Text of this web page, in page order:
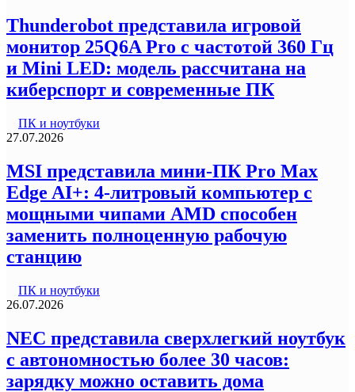
Thunderobot представила игровой
монитор 25Q6A Pro с частотой 360 Гц
и Mini LED: модель рассчитана на
киберспорт и современные ПК
ПК и ноутбуки
27.07.2026
MSI представила мини-ПК Pro Max
Edge AI+: 4-литровый компьютер с
мощными чипами AMD способен
заменить полноценную рабочую
станцию
ПК и ноутбуки
26.07.2026
NEC представила сверхлегкий ноутбук
с автономностью более 30 часов:
зарядку можно оставить дома